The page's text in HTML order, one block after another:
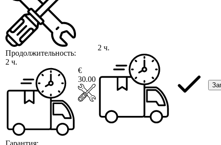
Продолжительность:
2 ч.
Гарантия:
€
30.00
2 ч.